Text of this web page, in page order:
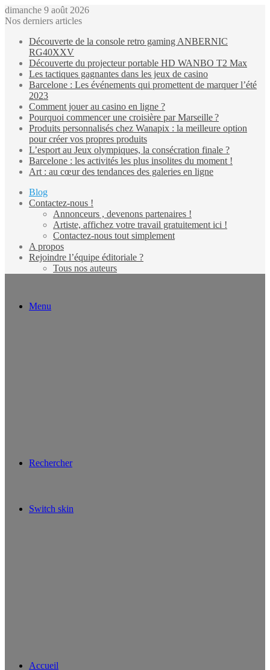
dimanche 9 août 2026
Nos derniers articles
Découverte de la console retro gaming ANBERNIC
RG40XXV
Découverte du projecteur portable HD WANBO T2 Max
Les tactiques gagnantes dans les jeux de casino
Barcelone : Les événements qui promettent de marquer l’été
2023
Comment jouer au casino en ligne ?
Pourquoi commencer une croisière par Marseille ?
Produits personnalisés chez Wanapix : la meilleure option
pour créer vos propres produits
L’esport au Jeux olympiques, la consécration finale ?
Barcelone : les activités les plus insolites du moment !
Art : au cœur des tendances des galeries en ligne
Blog
Contactez-nous !
Annonceurs , devenons partenaires !
Artiste, affichez votre travail gratuitement ici !
Contactez-nous tout simplement
A propos
Rejoindre l’équipe éditoriale ?
Tous nos auteurs
Menu
Rechercher
Switch skin
Accueil